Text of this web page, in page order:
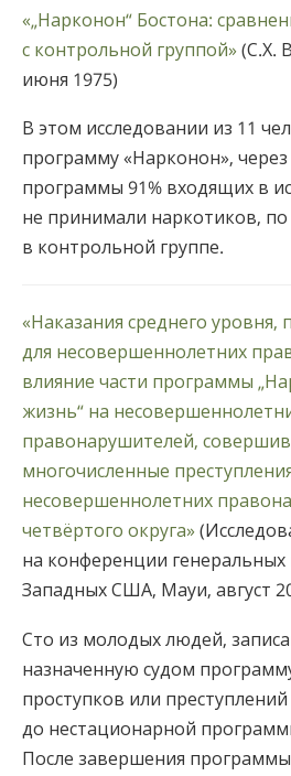
«„Нарконон“ Бостона:
с контрольной группой»(С.Х.
июня 1975)
В этом исследовании из 11
программу «Нарконон»,
программы 91% входящих в
не принимали наркотиков,
в контрольной группе.
«Наказания среднего уровня,
для несовершеннолетних
влияние части программы
жизнь“ на
правонарушителей,
многочисленные
несовершеннолетних
четвёртого округа»
на конференции
Западных США, Мауи, август
Сто из молодых людей,
назначенную судом
проступков или
до нестационарной
После завершения